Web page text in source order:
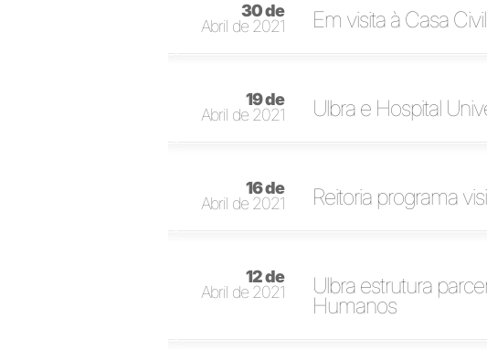
30 de
Abril de 2021
Em visita à Casa
19 de
Abril de 2021
Ulbra e Hospital
16 de
Abril de 2021
Reitoria programa
12 de
Abril de 2021
Ulbra estrutura
Humanos